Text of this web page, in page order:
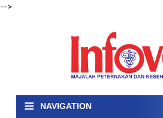
-->
≡ NAVIGATION